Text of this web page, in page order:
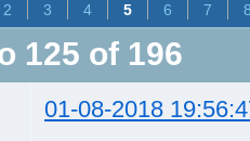
2 3 4 5 6 7
125 of 196
01-08-2018